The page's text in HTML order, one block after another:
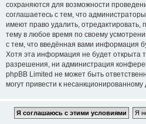
сохраняются для возможности
соглашаетесь с тем, что
имеют право удалить, отредактировать,
тему в любое время по своему
с тем, что введённая вами информация
Хотя эта информация не будет открыта
разрешения, ни администрация
phpBB Limited не может быть
могут привести к несанкционированному